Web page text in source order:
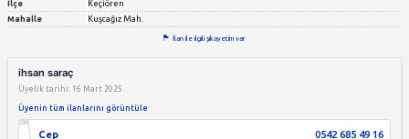
Yıl
2007
256000
Yakıt
Kasa tipi
Sedan
Motor hacmi